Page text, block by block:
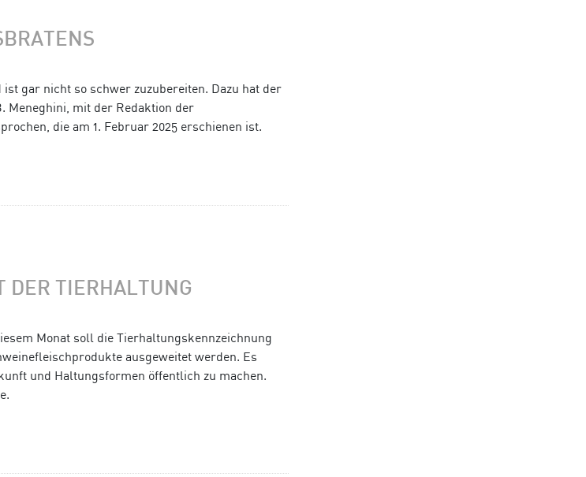
gar nicht so schwer zuzubereiten. Dazu hat der
Meneghini, mit der Redaktion der
die am 1. Februar 2025 erschienen ist.
DER TIERHALTUNG
Monat soll die Tierhaltungskennzeichnung
ausgeweitet werden. Es
und Haltungsformen öffentlich zu machen.